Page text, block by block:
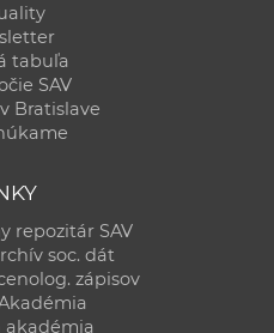
tabuľa
SAV
Bratislave
repozitár SAV
soc. dát
zápisov
akadémia